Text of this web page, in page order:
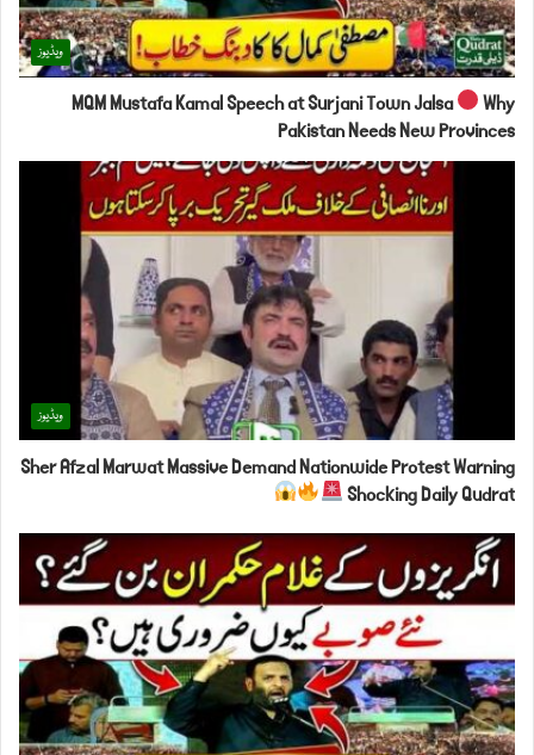
ویڈیوز
MQM Mustafa Kamal Speech at Surjani Town Jalsa
Why
Pakistan Needs New Provinces
ویڈیوز
Sher Afzal Marwat Massive Demand Nationwide Protest Warning
Shocking Daily Qudrat